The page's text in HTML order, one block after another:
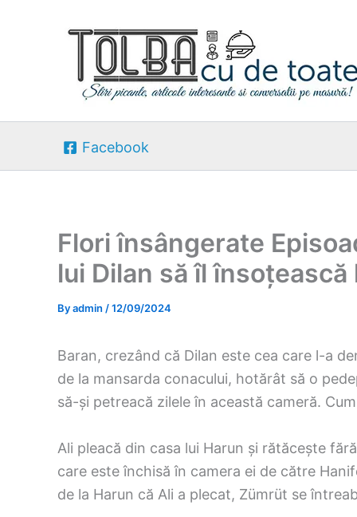
Facebook
Flori însângerate
lui Dilan să îl
Byadmin /12/09/2024
Baran, crezând că Dilan este cea care l-a
de la mansarda conacului, hotărât să o
să-și petreacă zilele în această cameră.
Ali pleacă din casa lui Harun și rătăcește
care este închisă în camera ei de către
de la Harun că Ali a plecat, Zümrüt se